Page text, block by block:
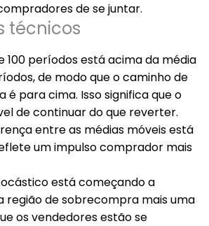
de se juntar.
técnicos
100 períodos está acima da média
de modo que o caminho de
é para cima. Isso significa que o
de continuar do que reverter.
entre as médias móveis está
um impulso comprador mais
está começando a
região de sobrecompra mais uma
os vendedores estão se